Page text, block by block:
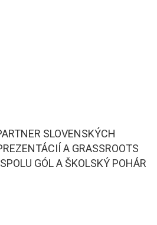
SLOVENSKÝCH
A GRASSROOTS
GÓL A ŠKOLSKÝ POHÁR